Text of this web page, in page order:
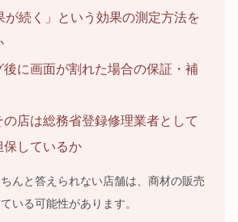
が続く」という効果の測定方法を
後に画面が割れた場合の保証・補
の店は総務省登録修理業者として
保しているか
んと答えられない店舗は、商材の販売
いる可能性があります。